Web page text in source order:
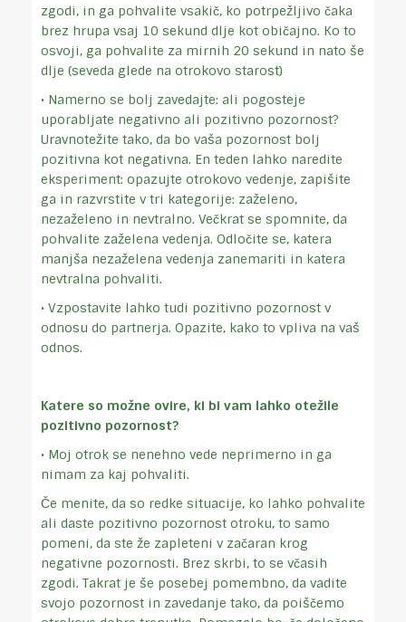
zgodi, in ga pohvalite vsakič, ko potrpežljivo čaka
brez hrupa vsaj 10 sekund dlje kot običajno. Ko to
osvoji, ga pohvalite za mirnih 20 sekund in nato še
dlje (seveda glede na otrokovo starost)
• Namerno se bolj zavedajte: ali pogosteje
uporabljate negativno ali pozitivno pozornost?
Uravnotežite tako, da bo vaša pozornost bolj
pozitivna kot negativna. En teden lahko naredite
eksperiment: opazujte otrokovo vedenje, zapišite
ga in razvrstite v tri kategorije: zaželeno,
nezaželeno in nevtralno. Večkrat se spomnite, da
pohvalite zaželena vedenja. Odločite se, katera
manjša nezaželena vedenja zanemariti in katera
nevtralna pohvaliti.
• Vzpostavite lahko tudi pozitivno pozornost v
odnosu do partnerja. Opazite, kako to vpliva na vaš
odnos.
Katere so možne ovire, ki bi vam lahko otežile
pozitivno pozornost?
• Moj otrok se nenehno vede neprimerno in ga
nimam za kaj pohvaliti.
Če menite, da so redke situacije, ko lahko pohvalite
ali daste pozitivno pozornost otroku, to samo
pomeni, da ste že zapleteni v začaran krog
negativne pozornosti. Brez skrbi, to se včasih
zgodi. Takrat je še posebej pomembno, da vadite
svojo pozornost in zavedanje tako, da poiščemo